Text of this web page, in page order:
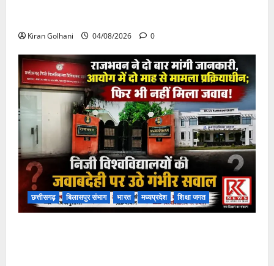
Kiran Golhani 04/08/2026 0
छत्तीसगढ़ बिलासपुर संभाग भारत मध्यप्रदेश शिक्षा जगत